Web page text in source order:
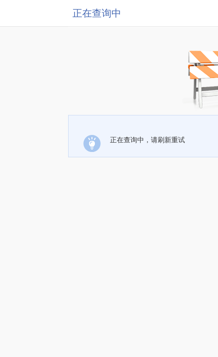
正在查询中
正在查询中，请刷新重试